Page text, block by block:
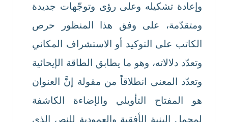
وإعادة تشكيله وعلى رؤى وتوجّهات جديدة
ومتقدّمة، على وفق هذا المنظور حرص
الكاتب على التوكيد أو الاستشراف المكاني
وتعدّد دلالاته، وهو ما يطابق الطاقة الإيحائية
وتعدّد المعنى انطلاقاً من مقولة إنَّ العنوان
هو المفتاح التأويلي والإضاءة الكاشفة
لمجمل البنية الأفقية والعمودية للنص الذي